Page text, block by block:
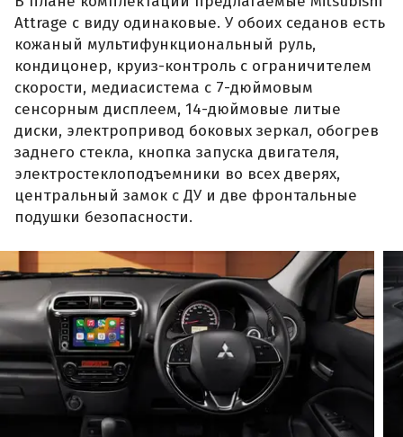
Attrage с виду одинаковые. У обоих седанов есть
кожаный мультифункциональный руль,
кондицонер, круиз-контроль с ограничителем
скорости, медиасистема с 7-дюймовым
сенсорным дисплеем, 14-дюймовые литые
диски, электропривод боковых зеркал, обогрев
заднего стекла, кнопка запуска двигателя,
электростеклоподъемники во всех дверях,
центральный замок с ДУ и две фронтальные
подушки безопасности.